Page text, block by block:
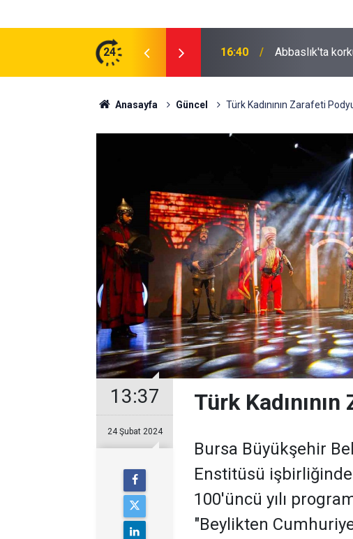
24 16:40 Abbaslık'ta
Anasayfa Güncel Türk Kadınının Zarafeti
13:37
24 Şubat 2024
Türk
Bursa Büyükşehir
Enstitüsü
100'üncü yılı
"Beylikten